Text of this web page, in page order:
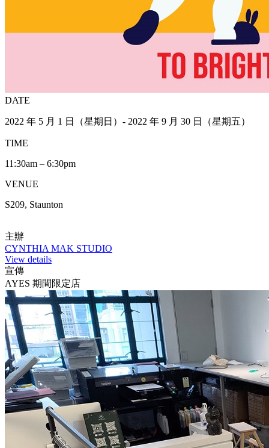
DATE
2022 年 5 月 1 日（星期日）- 2022 年 9 月 30 日（星期五）
TIME
11:30am – 6:30pm
VENUE
S209, Staunton
主辦
CYNTHIA MAK STUDIO
View details
宣傳
AYES 期間限定店